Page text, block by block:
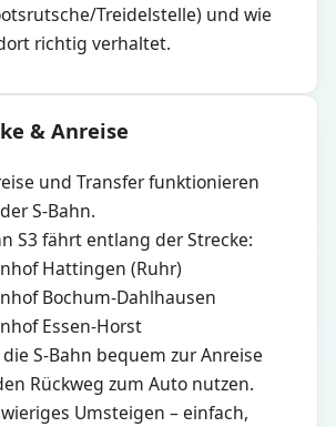
Treidelstelle) und wie
richtig verhaltet.
& Anreise
und Transfer funktionieren
S-Bahn.
S3 fährt entlang der Strecke:
Hattingen (Ruhr)
Bochum-Dahlhausen
Essen-Horst
S-Bahn bequem zur Anreise
Rückweg zum Auto nutzen.
Umsteigen – einfach,